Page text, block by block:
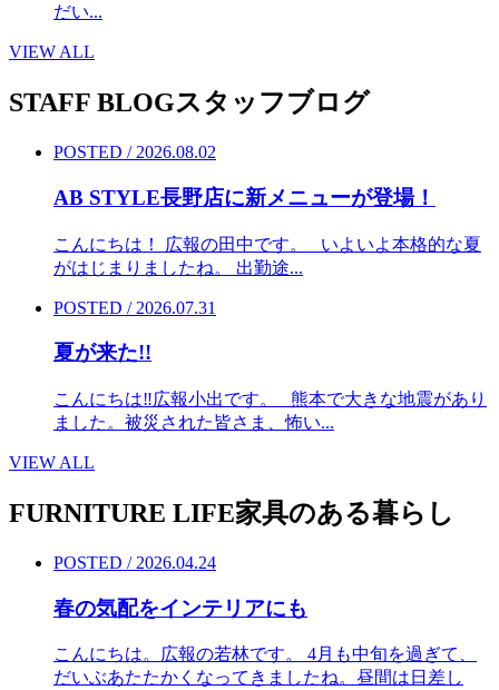
だい...
VIEW ALL
STAFF BLOGスタッフブログ
POSTED / 2026.08.02
AB STYLE長野店に新メニューが登場！
こんにちは！ 広報の田中です。 いよいよ本格的な夏
がはじまりましたね。 出勤途...
POSTED / 2026.07.31
夏が来た!!
こんにちは‼︎広報小出です。 熊本で大きな地震があり
ました。被災された皆さま、怖い...
VIEW ALL
FURNITURE LIFE家具のある暮らし
POSTED / 2026.04.24
春の気配をインテリアにも
こんにちは。広報の若林です。 4月も中旬を過ぎて、
だいぶあたたかくなってきましたね。昼間は日差し